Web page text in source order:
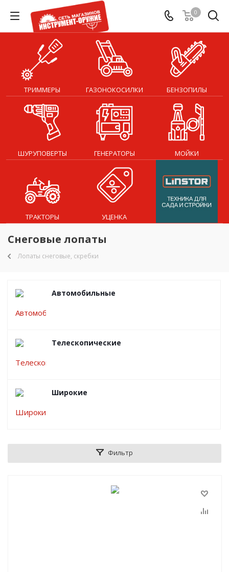
0
ТРИММЕРЫ ГАЗОНОКОСИЛКИ БЕНЗОПИЛЫ
ШУРУПОВЕРТЫ ГЕНЕРАТОРЫ МОЙКИ
ТРАКТОРЫ УЦЕНКА
Снеговые лопаты
Лопаты снеговые, скребки
Автомобильные
Телескопические
Широкие
Фильтр